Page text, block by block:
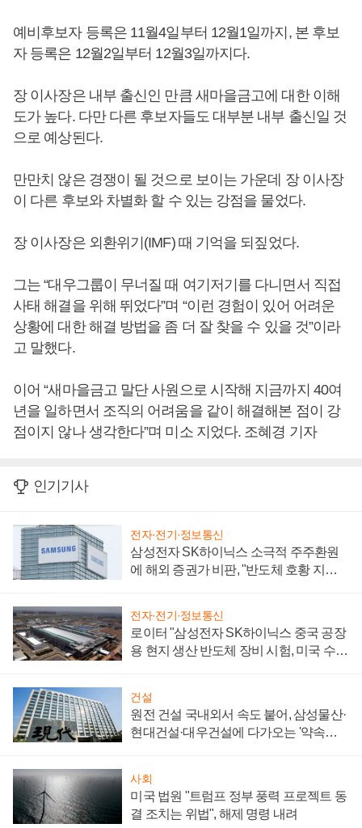
예비후보자 등록은 11월4일부터 12월1일까지, 본 후보
자 등록은 12월2일부터 12월3일까지다.
장 이사장은 내부 출신인 만큼 새마을금고에 대한 이해
도가 높다. 다만 다른 후보자들도 대부분 내부 출신일 것
으로 예상된다.
만만치 않은 경쟁이 될 것으로 보이는 가운데 장 이사장
이 다른 후보와 차별화 할 수 있는 강점을 물었다.
장 이사장은 외환위기(IMF) 때 기억을 되짚었다.
그는 “대우그룹이 무너질 때 여기저기를 다니면서 직접
사태 해결을 위해 뛰었다”며 “이런 경험이 있어 어려운
상황에 대한 해결 방법을 좀 더 잘 찾을 수 있을 것”이라
고 말했다.
이어 “새마을금고 말단 사원으로 시작해 지금까지 40여
년을 일하면서 조직의 어려움을 같이 해결해본 점이 강
점이지 않나 생각한다”며 미소 지었다. 조혜경 기자
인기기사
전자·전기·정보통신
삼성전자 SK하이닉스 소극적 주주환원
에 해외 증권가 비판, "반도체 호황 지속
전자·전기·정보통신
로이터 "삼성전자 SK하이닉스 중국 공장
용 현지 생산 반도체 장비 시험, 미국 수출
건설
원전 건설 국내외서 속도 붙어, 삼성물산·
현대건설·대우건설에 다가오는 '약속의
사회
미국 법원 "트럼프 정부 풍력 프로젝트 동
결 조치는 위법", 해제 명령 내려